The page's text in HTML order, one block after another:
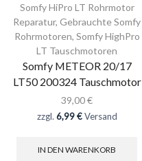
Somfy HiPro LT Rohrmotor
Reparatur, Gebrauchte Somfy
Rohrmotoren, Somfy HighPro
LT Tauschmotoren
Somfy METEOR 20/17
LT50 200324 Tauschmotor
39,00€
zzgl. 6,99 €Versand
IN DEN WARENKORB